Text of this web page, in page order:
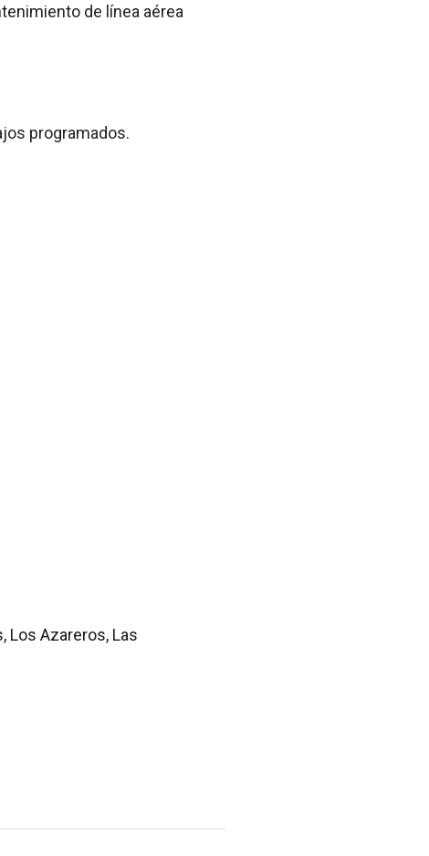
de línea aérea
programados.
Los Azareros, Las